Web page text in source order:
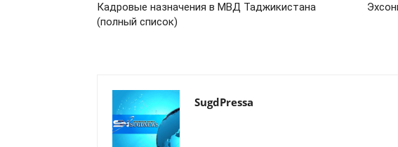
Кадровые назначения в МВД Таджикистана
(полный список)
SugdPressa